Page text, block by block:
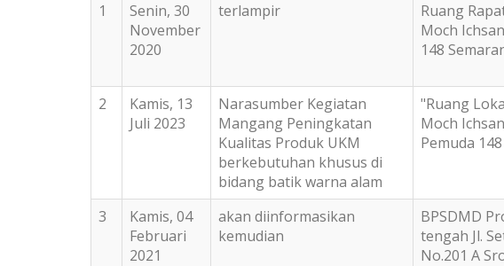
1
Senin, 30
November
2020
terlampir
Ruang
Moch
148
2
Kamis, 13
Juli 2023
Narasumber Kegiatan
Mangang Peningkatan
Kualitas Produk UKM
berkebutuhan khusus di
bidang batik warna alam
"Ruang
Moch
Pemuda
3
Kamis, 04
Februari
2021
akan diinformasikan
kemudian
BPSDMD
tengah Jl.
No.201 A